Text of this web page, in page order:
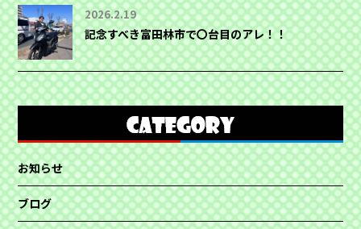
2026.2.19
記念すべき富田林市で〇台目のアレ！！
お知らせ
ブログ